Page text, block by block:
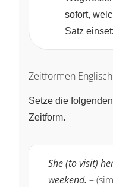
sofort,
Satz
Zeitformen
Setze die
Zeitform.
She (to visit)
weekend. –